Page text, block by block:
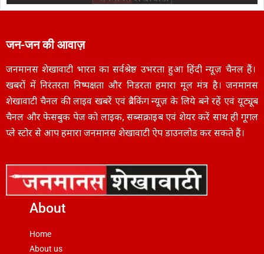
जन-जन की आवाज़
जनमानस शेखावाटी भारत का सर्वश्रेष्ठ उभरता हुआ हिंदी न्यूज़ चैनल हैं।
खबरों में निरंतरता निष्पक्षता और निडरता हमारा मूल मंत्र है। जनमानस
शेखावाटी चैनल की लाइव खबरें एवं ब्रैकिंग न्यूज़ के लिये बने रहें एवं यूट्यूब
चैनल और फेसबुक पेज को लाइक, सब्सक्राइब एवं शेयर करें साथ ही गूगल
प्ले स्टोर से आप हमारा जनमानस शेखावाटी ऐप डाउनलोड कर सकते हैं।
About
Home
About us